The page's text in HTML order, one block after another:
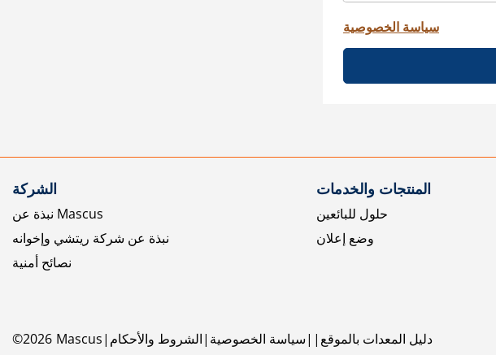
سياسة الخصوصية
الشركة
نبذة عن Mascus
نبذة عن شركة ريتشي وإخوانه
نصائح أمنية
المنتجات والخدمات
حلول للبائعين
وضع إعلان
©2026 Mascus الشروط والأحكام سياسة الخصوصية دليل المعدات بالموقع